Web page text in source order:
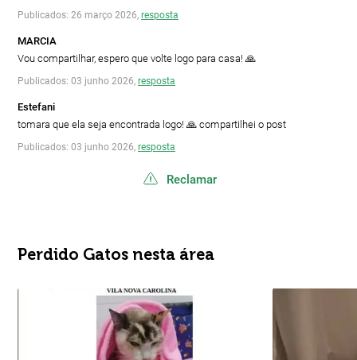
Publicados: 26 março 2026, resposta
MARCIA
Vou compartilhar, espero que volte logo para casa! 🙏
Publicados: 03 junho 2026, resposta
Estefani
tomara que ela seja encontrada logo! 🙏 compartilhei o post
Publicados: 03 junho 2026, resposta
Reclamar
Perdido Gatos nesta área